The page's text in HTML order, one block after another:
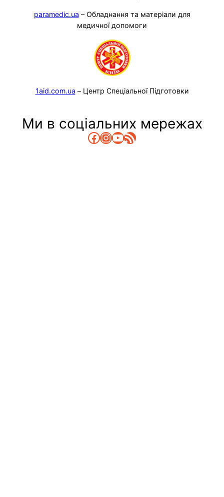
paramedic.ua – Обладнання та матеріали для
медичної допомоги
1aid.com.ua – Центр Спеціальної Підготовки
Ми в соціальних мережах
Facebook
Instagram
YouTube
RSS Канал